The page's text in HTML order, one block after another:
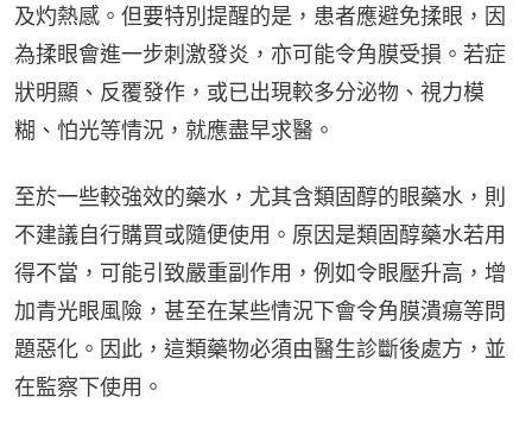
及灼熱感。但要特別提醒的是，患者應避免揉眼，因
為揉眼會進一步刺激發炎，亦可能令角膜受損。若症
狀明顯、反覆發作，或已出現較多分泌物、視力模
糊、怕光等情況，就應盡早求醫。
至於一些較強效的藥水，尤其含類固醇的眼藥水，則
不建議自行購買或隨便使用。原因是類固醇藥水若用
得不當，可能引致嚴重副作用，例如令眼壓升高，增
加青光眼風險，甚至在某些情況下會令角膜潰瘍等問
題惡化。因此，這類藥物必須由醫生診斷後處方，並
在監察下使用。